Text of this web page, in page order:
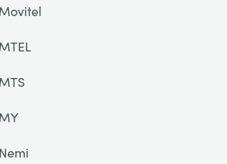
Movitel
MTEL
MTS
MY
Nemi